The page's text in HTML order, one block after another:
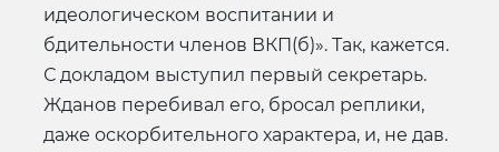
идеологическом воспитании и
бдительности членов ВКП(б)». Так, кажется.
С докладом выступил первый секретарь.
Жданов перебивал его, бросал реплики,
даже оскорбительного характера, и, не дав.